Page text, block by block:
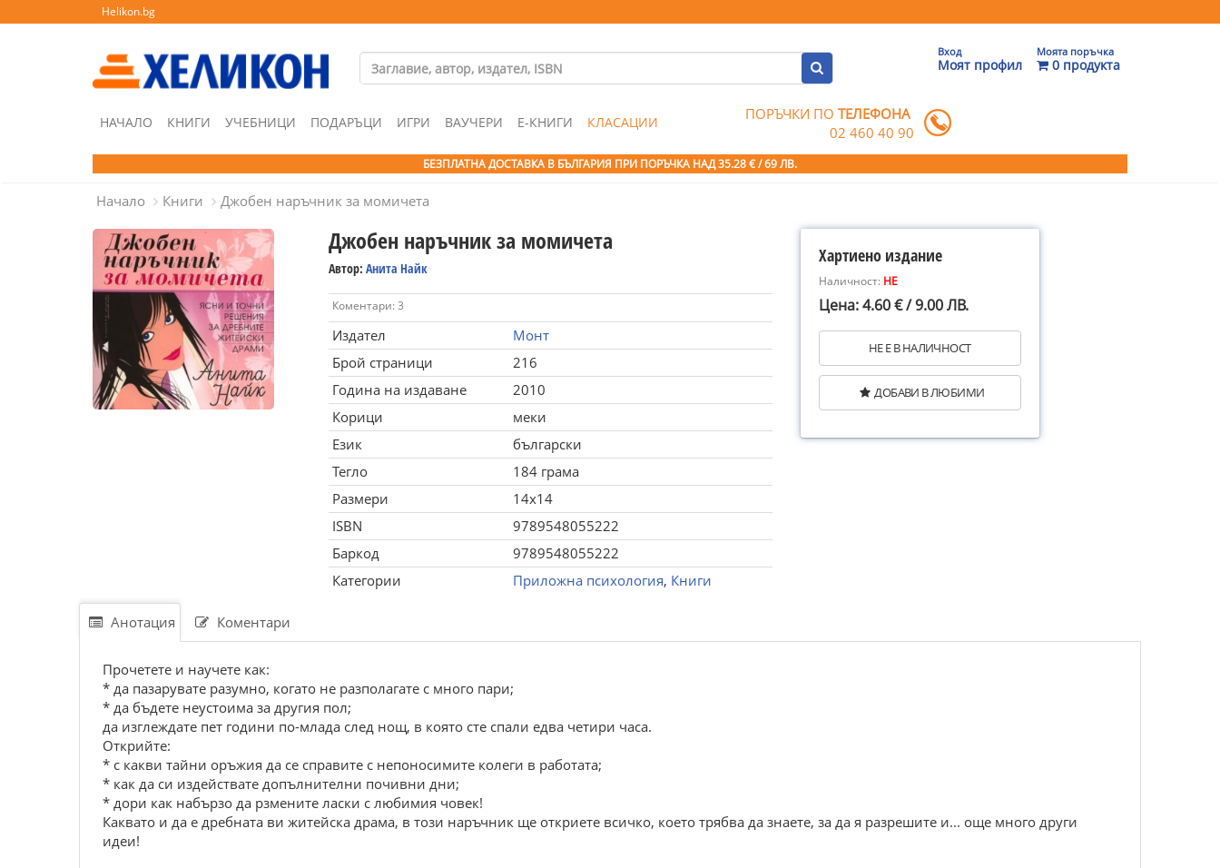
Helikon.bg
Вход
Моят профил
Моята поръчка
0 продукта
НАЧАЛО КНИГИ УЧЕБНИЦИ ПОДАРЪЦИ ИГРИ ВАУЧЕРИ Е-КНИГИ КЛАСАЦИИ ПОРЪЧКИ ПОТЕЛЕФОНА
02 460 40 90
БЕЗПЛАТНА ДОСТАВКА В БЪЛГАРИЯ ПРИ ПОРЪЧКА НАД 35.28 € / 69 ЛВ.
Начало Книги Джобен наръчник за момичета
Джобен наръчник за момичета
Автор: Анита Найк
Коментари: 3
Издател
Монт
Брой страници
216
Година на издаване
2010
Корици
меки
Език
български
Тегло
184 грама
Размери
14x14
ISBN
9789548055222
Баркод
9789548055222
Категории
Приложна психология, Книги
Хартиено издание
Наличност: НЕ
Цена: 4.60 € / 9.00 ЛВ.
НЕ Е В НАЛИЧНОСТ
ДОБАВИ В ЛЮБИМИ
Анотация Коментари
Прочетете и научете как:
* да пазарувате разумно, когато не разполагате с много пари;
* да бъдете неустоима за другия пол;
да изглеждате пет години по-млада след нощ, в която сте спали едва четири часа.
Открийте:
* с какви тайни оръжия да се справите с непоносимите колеги в работата;
* как да си издействате допълнителни почивни дни;
* дори как набързо да рзмените ласки с любимия човек!
Каквато и да е дребната ви житейска драма, в този наръчник ще откриете всичко, което трябва да знаете, за да я разрешите и... още много други
идеи!